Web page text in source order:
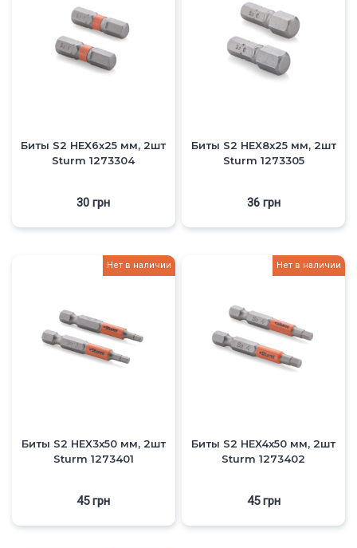
Биты S2 HEX6x25 мм, 2шт
Sturm 1273304
30грн
Биты S2 HEX8x25 мм, 2шт
Sturm 1273305
36 грн
Нет в наличии
Биты S2 HEX3x50 мм, 2шт
Sturm 1273401
45грн
Нет в наличии
Биты S2 HEX4x50 мм, 2шт
Sturm 1273402
45грн